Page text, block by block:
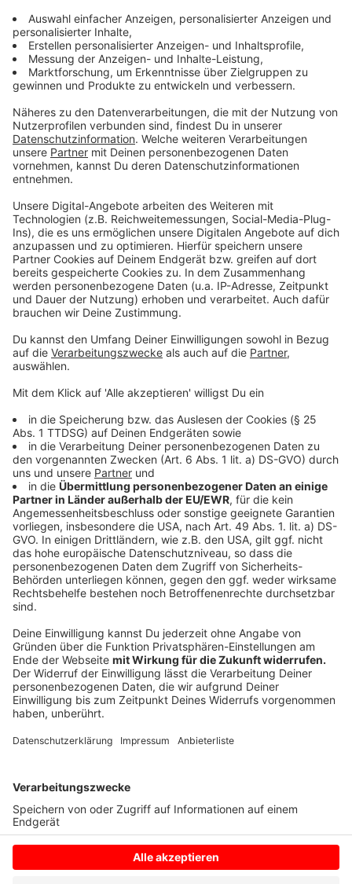
umgetauscht werden. Wer das Glück hatte, ein Ticket
für die beiden ausverkauften Tage erwerben zu
können, hat also für das kommende Jahr bereits jetzt
garantiert sein Ticket sicher. Eine Möglichkeit zur
gesetzlichen Regelungen, vorbereitet. Weitere
Informationen für Ticketinhaber sind bereitgestellt
auf der Internetseite www.mittendrin.ms/info
©Münster Mittendrin
Die Macher des Stadtfestes "Münster Mittendrin"
Anzeige
Gemeinsame Kraftanstrengung
Anzeige
Ana Voogd, Geschäftsführerin der Münster Mittendrin
GmbH, bedankt sich mit bewegenden Worten bei ihren
sechs Mitgesellschaftern und Freunden Axel Bröker,
Pitti Duyster, Christian Huys, Bernd Redeker, Severin
Romero und Erich Schultz, „die – wie ich - in einer
wirklich schweren Lage stecken, und deren Clubs,
Bars, Kneipen, Ferienunterkünfte und Restaurants bis
heute unter der Pandemie leiden bzw. gar nicht öffnen
können.“ Die Chance, wieder konkret planen zu können,
mache den Verlust ein wenig erträglicher. Hoffnung
und Vorfreude seien gerade jetzt gute Heilmittel in
der Krise, so Voogd.
Anzeige
Anzeige